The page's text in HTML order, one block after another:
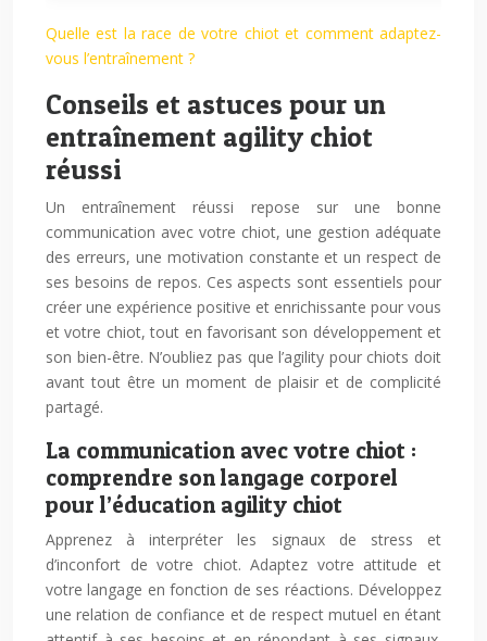
Quelle est la race de votre chiot et comment adaptez-
vous l’entraînement ?
Conseils et astuces pour un
entraînement agility chiot
réussi
Un entraînement réussi repose sur une bonne
communication avec votre chiot, une gestion adéquate
des erreurs, une motivation constante et un respect de
ses besoins de repos. Ces aspects sont essentiels pour
créer une expérience positive et enrichissante pour vous
et votre chiot, tout en favorisant son développement et
son bien-être. N’oubliez pas que l’agility pour chiots doit
avant tout être un moment de plaisir et de complicité
partagé.
La communication avec votre chiot :
comprendre son langage corporel
pour l’éducation agility chiot
Apprenez à interpréter les signaux de stress et
d’inconfort de votre chiot. Adaptez votre attitude et
votre langage en fonction de ses réactions. Développez
une relation de confiance et de respect mutuel en étant